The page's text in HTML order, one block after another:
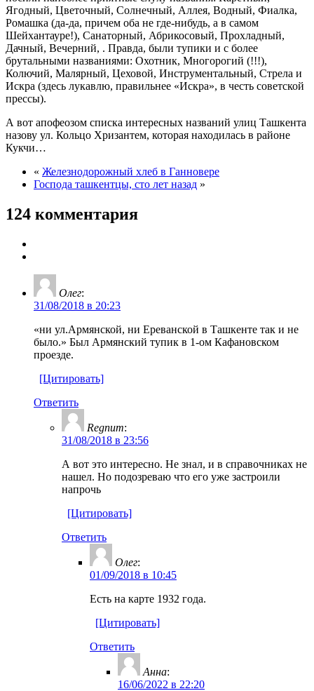
Ягодный, Цветочный, Солнечный, Аллея, Водный, Фиалка,
Ромашка (да-да, причем оба не где-нибудь, а в самом
Шейхантауре!), Санаторный, Абрикосовый, Прохладный,
Дачный, Вечерний, . Правда, были тупики и с более
брутальными названиями: Охотник, Многорогий (!!!),
Колючий, Малярный, Цеховой, Инструментальный, Стрела и
Искра (здесь лукавлю, правильнее «Искра», в честь советской
прессы).
А вот апофеозом списка интересных названий улиц Ташкента
назову ул. Кольцо Хризантем, которая находилась в районе
Кукчи…
« Железнодорожный хлеб в Ганновере
Господа ташкентцы, сто лет назад »
124 комментария
Олег:
31/08/2018 в 20:23
«ни ул.Армянской, ни Ереванской в Ташкенте так и не
было.» Был Армянский тупик в 1-ом Кафановском
проезде.
[Цитировать]
Ответить
Regnum:
31/08/2018 в 23:56
А вот это интересно. Не знал, и в справочниках не
нашел. Но подозреваю что его уже застроили
напрочь
[Цитировать]
Ответить
Олег:
01/09/2018 в 10:45
Есть на карте 1932 года.
[Цитировать]
Ответить
Анна:
16/06/2022 в 22:20